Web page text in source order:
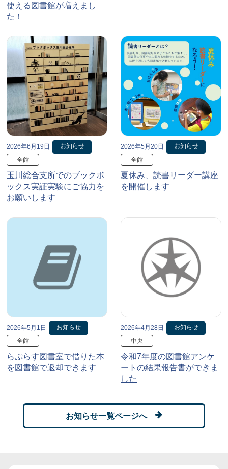
使える図書館が増えまし
た！
2026年6月19日
お知らせ
全館
玉川総合支所でのブックボ
ックス実証実験にご協力を
お願いします
2026年5月20日
お知らせ
全館
夏休み、読書リーダー講座
を開催します
2026年5月1日
お知らせ
全館
らぷらす図書室で借りた本
を図書館で返却できます
2026年4月28日
お知らせ
中央
令和7年度の図書館アンケ
ートの結果報告書ができま
した
お知らせ一覧ページへ